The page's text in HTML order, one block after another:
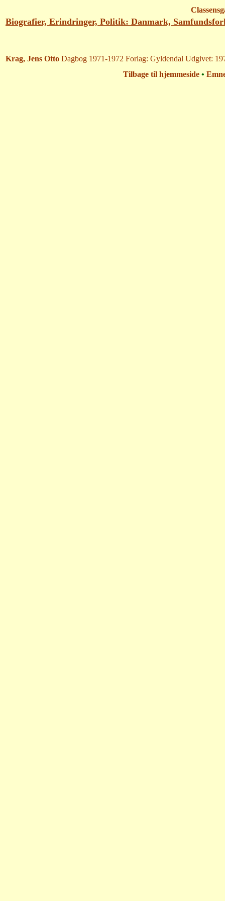
Biografier, Erindringer, Politik: Danmark,
Krag, Jens Otto Dagbog 1971-1972 Forlag: Gyldendal Udgivet:
Tilbage til hjemmeside •